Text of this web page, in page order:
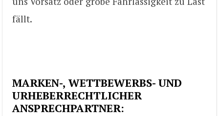
fällt.
MARKEN-, WETTBEWERBS- UND
URHEBERRECHTLICHER
ANSPRECHPARTNER: